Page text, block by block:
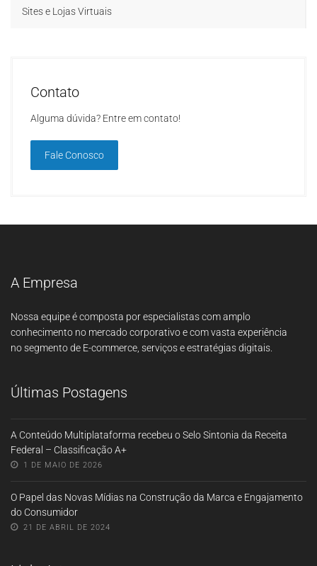
Sites e Lojas Virtuais
Contato
Alguma dúvida? Entre em contato!
Fale Conosco
A Empresa
Nossa equipe é composta por especialistas com amplo
conhecimento no mercado corporativo e com vasta experiência
no segmento de E-commerce, serviços e estratégias digitais.
Últimas Postagens
A Conteúdo Multiplataforma recebeu o Selo Sintonia da Receita
Federal – Classificação A+
1 DE MAIO DE 2026
O Papel das Novas Mídias na Construção da Marca e Engajamento
do Consumidor
21 DE ABRIL DE 2024